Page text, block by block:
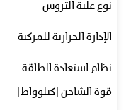
نوع علبة التروس
الإدارة الحرارية للمركبة
نظام استعادة الطاقة
قوة الشاحن [كيلوواط]